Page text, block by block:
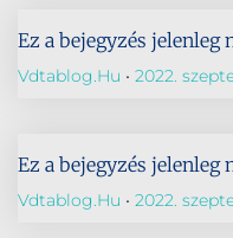
Ez a bejegyzés jelenleg
Vdtablog.hu 2022.
Ez a bejegyzés jelenleg
Vdtablog.hu 2022.